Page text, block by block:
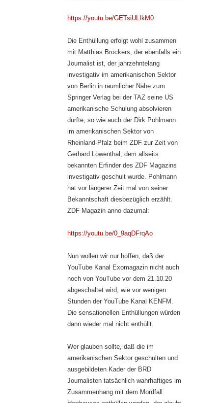
https://youtu.be/GETsiULIkM0
Die Enthüllung erfolgt wohl zusammen
mit Matthias Bröckers, der ebenfalls ein
Journalist ist, der jahrzehntelang
investigativ im amerikanischen Sektor
von Berlin in räumlicher Nähe zum
Springer Verlag bei der TAZ seine US
amerikanische Schulung absolvieren
durfte, so wie auch der Dirk Pohlmann
im amerikanischen Sektor von
Rheinland-Pfalz beim ZDF zur Zeit von
Gerhard Löwenthal, dem allseits
bekannten Erfinder des ZDF Magazins
investigativ geschult wurde. Pohlmann
hat vor längerer Zeit mal von seiner
Bekanntschaft diesbezüglich erzählt.
ZDF Magazin anno dazumal:
https://youtu.be/0_9aqDFrqAo
Nun wollen wir nur hoffen, daß der
YouTube Kanal Exomagazin nicht auch
noch von YouTube vor dem 21.10.20
abgeschaltet wird, wie vor wenigen
Stunden der YouTube Kanal KENFM.
Die sensationellen Enthüllungen würden
dann wieder mal nicht enthüllt.
Wer glauben sollte, daß die im
amerikanischen Sektor geschulten und
ausgebildeten Kader der BRD
Journalisten tatsächlich wahrhaftiges im
Zusammenhang mit dem Mordfall